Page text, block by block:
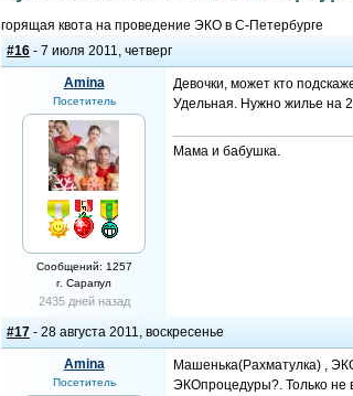
горящая квота на проведение ЭКО в С-Петербурге
#16 - 7 июля 2011, четверг
Amina
Посетитель
Сообщений: 1257
г. Сарапул
2435 дней назад
Девочки, может кто
Удельная. Нужно жилье на
Мама и бабушка.
#17 - 28 августа 2011, воскресенье
Amina
Посетитель
Машенька(Рахматулка) ,
ЭКОпроцедуры?. Только не